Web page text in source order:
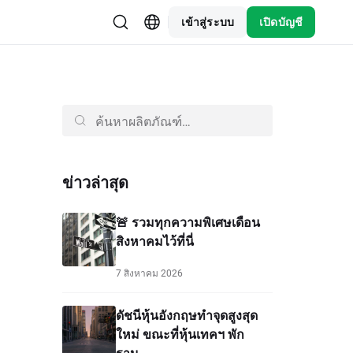
เข้าสู่ระบบ เปิดบัญชี
ข่าวล่าสุด
🚨 รวมทุกความพิเศษเดือน
สิงหาคมไว้ที่นี่
7 สิงหาคม 2026
ดัชนีหุ้นอังกฤษทำจุดสูงสุด
ใหม่ ขณะที่หุ้นเทคฯ พัก